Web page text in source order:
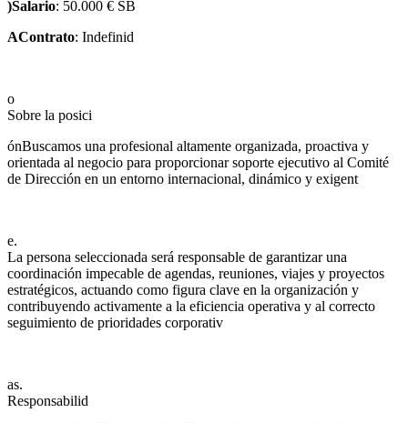
)Salario: 50.000 € SB
AContrato: Indefinid
o
Sobre la posici
ónBuscamos una profesional altamente organizada, proactiva y
orientada al negocio para proporcionar soporte ejecutivo al Comité
de Dirección en un entorno internacional, dinámico y exigent
e.
La persona seleccionada será responsable de garantizar una
coordinación impecable de agendas, reuniones, viajes y proyectos
estratégicos, actuando como figura clave en la organización y
contribuyendo activamente a la eficiencia operativa y al correcto
seguimiento de prioridades corporativ
as.
Responsabilid